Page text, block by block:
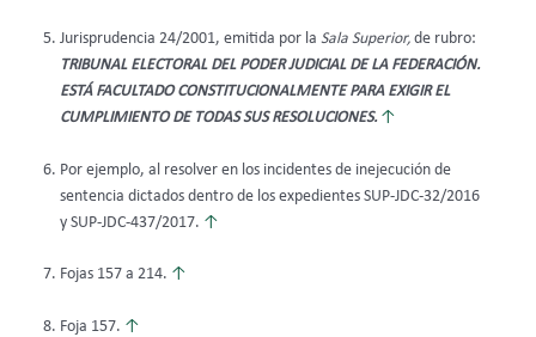
Jurisprudencia 24/2001, emitida por la Sala Superior, de rubro:
TRIBUNAL ELECTORAL DEL PODER JUDICIAL DE LA FEDERACIÓN.
ESTÁ FACULTADO CONSTITUCIONALMENTE PARA EXIGIR EL
CUMPLIMIENTO DE TODAS SUS RESOLUCIONES. ↑
Por ejemplo, al resolver en los incidentes de inejecución de
sentencia dictados dentro de los expedientes SUP-JDC-32/2016
y SUP-JDC-437/2017. ↑
Fojas 157 a 214. ↑
Foja 157. ↑